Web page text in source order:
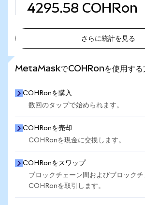
4295.58 COHRon
さらに統計を見る
MetaMaskでCOHRonを使用する
COHRonを購入
数回のタップで始められます。
COHRonを売却
COHRonを現金に交換します。
COHRonをスワップ
ブロックチェーン間およびブロック
COHRonを取引します。